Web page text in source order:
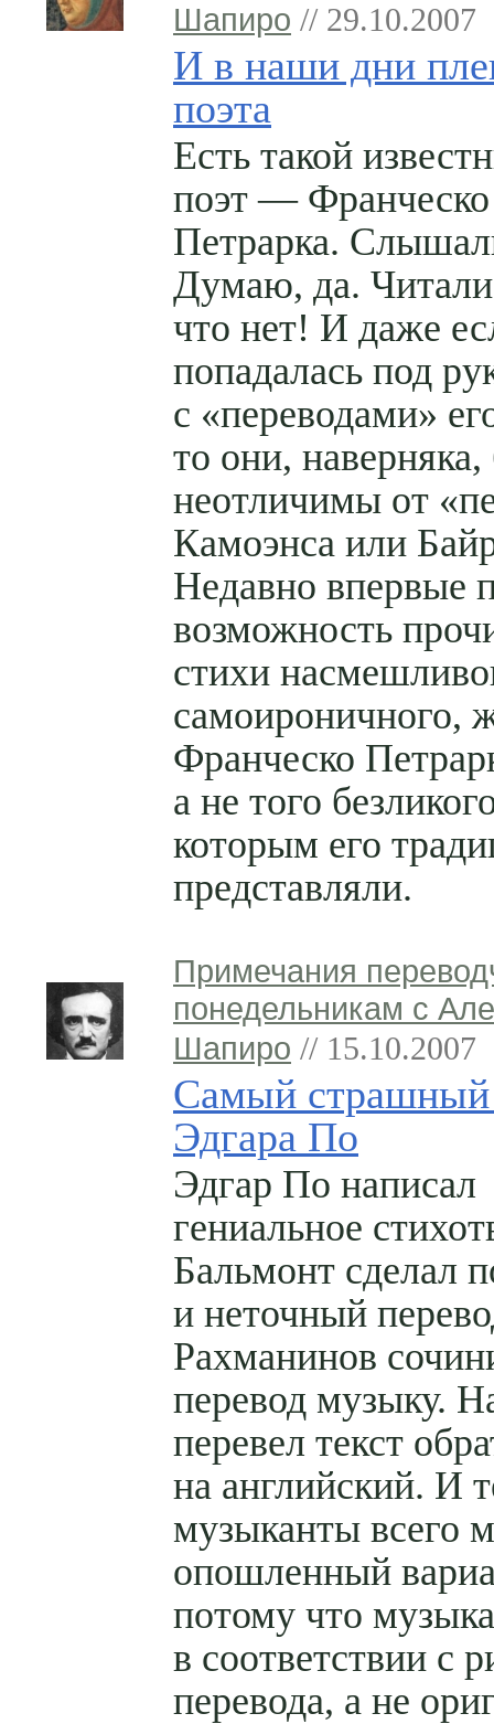
Шапиро // 29.10.2007
И в наши дни
поэта
Есть такой
поэт — Франческо
Петрарка.
Думаю, да.
что нет! И даже
попадалась под
с «переводами»
то они,
неотличимы от
Камоэнса или
Недавно впервые
возможность
стихи
самоироничного,
Франческо
а не того
которым его
представляли.
Примечания
понедельникам с
Шапиро // 15.10.2007
Самый
Эдгара По
Эдгар По написал
гениальное
Бальмонт сделал
и неточный
Рахманинов
перевод музыку.
перевел текст
на английский. И
музыканты всего
опошленный
потому что
в соответствии с
перевода, а не